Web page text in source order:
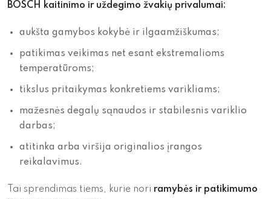
BOSCH kaitinimo ir uždegimo žvakių privalumai:
aukšta gamybos kokybė ir ilgaamžiškumas;
patikimas veikimas net esant ekstremalioms
temperatūroms;
tikslus pritaikymas konkretiems varikliams;
mažesnės degalų sąnaudos ir stabilesnis variklio
darbas;
atitinka arba viršija originalios įrangos
reikalavimus.
Tai sprendimas tiems, kurie nori ramybės ir patikimumo